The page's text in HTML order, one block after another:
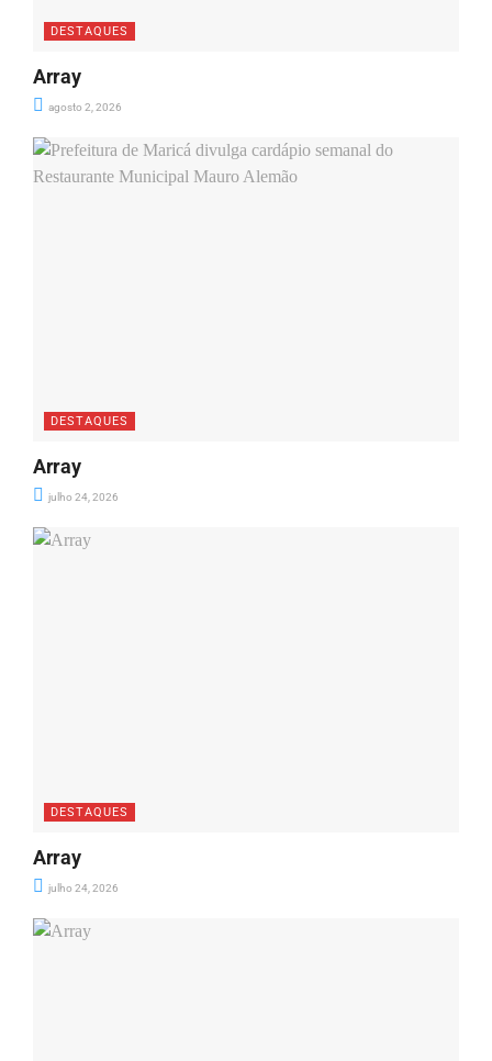
DESTAQUES
Array
agosto 2, 2026
DESTAQUES
Array
julho 24, 2026
DESTAQUES
Array
julho 24, 2026